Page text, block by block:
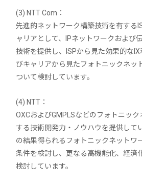
(3) NTT Com：
先進的ネットワーク構築技術を有する
ャリアとして、IPネットワークおよび
技術を提供し、ISPから見た効果的な
びキャリアから見たフォトニックネッ
ついて検討しています。
(4) NTT：
OXCおよびGMPLSなどのフォトニッ
する技術開発力・ノウハウを提供して
の結果得られるフォトニックネットワ
条件を検討し、更なる高機能化、経済
検討しています。